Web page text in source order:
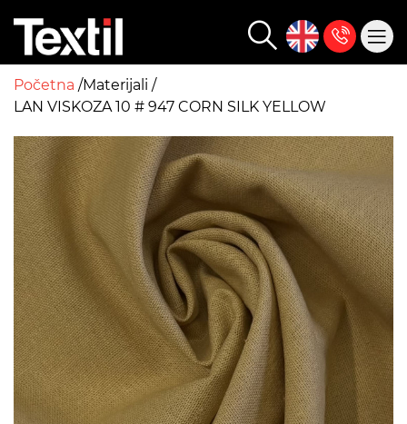
Početna Materijali
LAN VISKOZA 10 # 947 CORN SILK YELLOW